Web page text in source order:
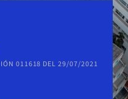
011618 DEL 29/07/2021